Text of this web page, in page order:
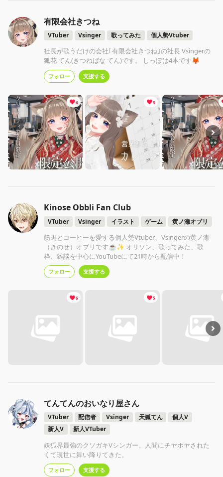
有限会社きつね
VTuber Vsinger 歌ってみた 個人勢Vtuber
社長が歌うだけの会社｢有限会社きつね｣の社長 Vsingerの
狐花 てん(きつねばな てん)です。 しっぽは4本です🦊
フォロー 支援する
6 3
Kinose Obbli Fan Club
VTuber Vsinger イラスト ゲーム 黄ノ瀬オブリ
筋肉とコーヒーを愛する個人勢Vtuber、Vsingerの黄ノ瀬
（きのせ）オブリです☕✨ オリソン、歌ってみた、歌
枠、雑談を中心にYouTubeにて21時から配信中！
フォロー 支援する
6 5
てんてんのおいなり屋さん
VTuber 配信者 Vsinger 天狐てん
個人V
新人V
新人VTuber
妖狐界最強のクソガキVシンガー。人間にチヤホヤされた
くて現世に舞い降りてきた。
フォロー 支援する